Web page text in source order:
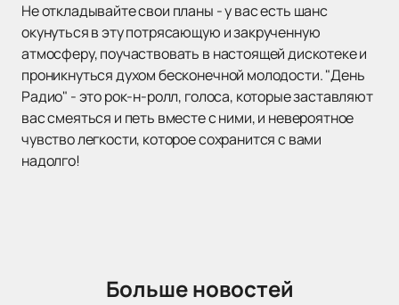
Не откладывайте свои планы - у вас есть шанс
окунуться в эту потрясающую и закрученную
атмосферу, поучаствовать в настоящей дискотеке и
проникнуться духом бесконечной молодости. "День
Радио" - это рок-н-ролл, голоса, которые заставляют
вас смеяться и петь вместе с ними, и невероятное
чувство легкости, которое сохранится с вами
надолго!
Больше новостей